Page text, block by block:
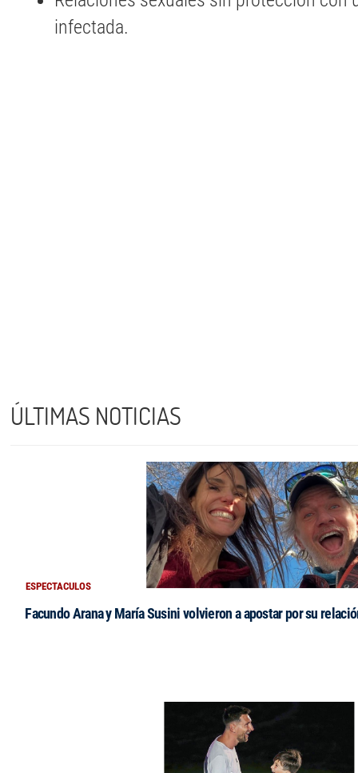
infectada.
ÚLTIMAS NOTICIAS
ESPECTACULOS
Facundo Arana y María Susini volvieron a apostar por su